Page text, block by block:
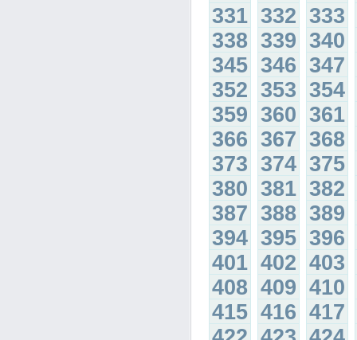
331 332 333
338 339 340
345 346 347
352 353 354
359 360 361
366 367 368
373 374 375
380 381 382
387 388 389
394 395 396
401 402 403
408 409 410
415 416 417